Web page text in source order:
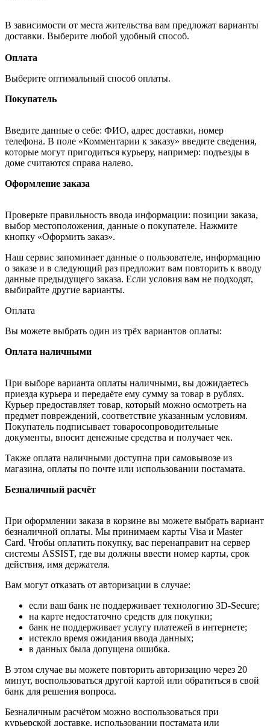
В зависимости от места жительства вам предложат варианты
доставки. Выберите любой удобный способ.
Оплата
Выберите оптимальный способ оплаты.
Покупатель
Введите данные о себе: ФИО, адрес доставки, номер
телефона. В поле «Комментарии к заказу» введите сведения,
которые могут пригодиться курьеру, например: подъезды в
доме считаются справа налево.
Оформление заказа
Проверьте правильность ввода информации: позиции заказа,
выбор местоположения, данные о покупателе. Нажмите
кнопку «Оформить заказ».
Наш сервис запоминает данные о пользователе, информацию
о заказе и в следующий раз предложит вам повторить к вводу
данные предыдущего заказа. Если условия вам не подходят,
выбирайте другие варианты.
Оплата
Вы можете выбрать один из трёх вариантов оплаты:
Оплата наличными
При выборе варианта оплаты наличными, вы дожидаетесь
приезда курьера и передаёте ему сумму за товар в рублях.
Курьер предоставляет товар, который можно осмотреть на
предмет повреждений, соответствие указанным условиям.
Покупатель подписывает товаросопроводительные
документы, вносит денежные средства и получает чек.
Также оплата наличными доступна при самовывозе из
магазина, оплаты по почте или использовании постамата.
Безналичный расчёт
При оформлении заказа в корзине вы можете выбрать вариант
безналичной оплаты. Мы принимаем карты Visa и Master
Card. Чтобы оплатить покупку, вас перенаправит на сервер
системы ASSIST, где вы должны ввести номер карты, срок
действия, имя держателя.
Вам могут отказать от авторизации в случае:
если ваш банк не поддерживает технологию 3D-Secure;
на карте недостаточно средств для покупки;
банк не поддерживает услугу платежей в интернете;
истекло время ожидания ввода данных;
в данных была допущена ошибка.
В этом случае вы можете повторить авторизацию через 20
минут, воспользоваться другой картой или обратиться в свой
банк для решения вопроса.
Безналичным расчётом можно воспользоваться при
курьерской доставке, использовании постамата или